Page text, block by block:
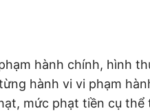
hành chính, hình
hành vi vi phạm
mức phạt tiền cụ